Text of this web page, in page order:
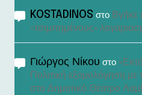
KOSTADINOS στο Βγήκε
«τσιμπημένους»
Γιώργος Νίκου στο
Πολιτική εξομολόγηση
στο Δημοτικό Θέατρο